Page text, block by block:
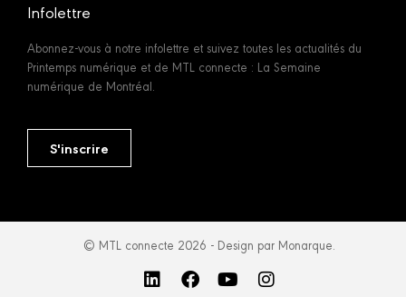
Infolettre
Abonnez-vous à notre infolettre et suivez toutes les actualités du
Printemps numérique et de MTL connecte : La Semaine
numérique de Montréal.
S'inscrire
© MTL connecte 2026 - Design par Monarque.